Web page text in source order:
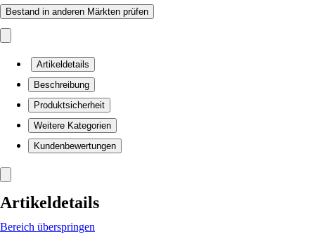
Bestand in anderen Märkten prüfen
Artikeldetails
Beschreibung
Produktsicherheit
Weitere Kategorien
Kundenbewertungen
Artikeldetails
Bereich überspringen